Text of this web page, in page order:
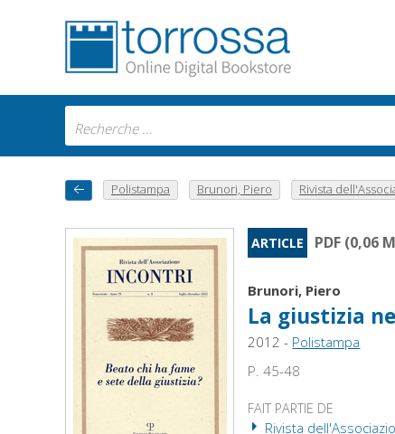
Polistampa Brunori, Piero Rivista
ARTICLE PDF (0,06
Brunori, Piero
La giustizia
2012 - Polistampa
P. 45-48
FAIT PARTIE DE
Rivista